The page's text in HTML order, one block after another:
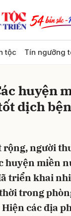
tộc Tín ngưỡng
huyện
dịch
rộng, người
huyện miền
triển khai
trong
các địa